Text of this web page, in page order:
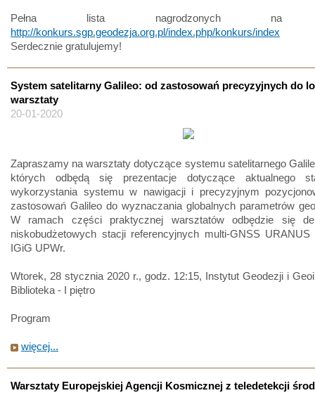
Pełna lista nagrodzonych na
http://konkurs.sgp.geodezja.org.pl/index.php/konkurs/index
Serdecznie gratulujemy!
System satelitarny Galileo: od zastosowań precyzyjnych do
warsztaty
20-01-2020
Zapraszamy na warsztaty dotyczące systemu satelitarnego
których odbędą się prezentacje dotyczące aktualnego
wykorzystania systemu w nawigacji i precyzyjnym
zastosowań Galileo do wyznaczania globalnych parametrów
W ramach części praktycznej warsztatów odbędzie się
niskobudżetowych stacji referencyjnych multi-GNSS URANUS
IGiG UPWr.
Wtorek, 28 stycznia 2020 r., godz. 12:15, Instytut Geodezji i
Biblioteka - I piętro
Program
więcej...
Warsztaty Europejskiej Agencji Kosmicznej z teledetekcji